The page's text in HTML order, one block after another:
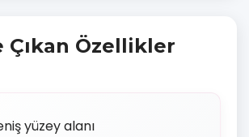
Çıkan Özellikler
yüzey alanı